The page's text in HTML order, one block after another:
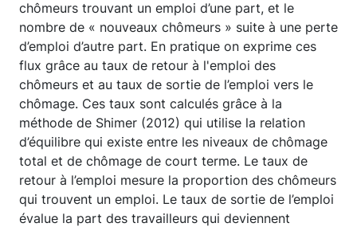
chômeurs trouvant un emploi d’une part, et le
nombre de « nouveaux chômeurs » suite à une perte
d’emploi d’autre part. En pratique on exprime ces
flux grâce au taux de retour à l'emploi des
chômeurs et au taux de sortie de l’emploi vers le
chômage. Ces taux sont calculés grâce à la
méthode de Shimer (2012) qui utilise la relation
d’équilibre qui existe entre les niveaux de chômage
total et de chômage de court terme. Le taux de
retour à l’emploi mesure la proportion des chômeurs
qui trouvent un emploi. Le taux de sortie de l’emploi
évalue la part des travailleurs qui deviennent